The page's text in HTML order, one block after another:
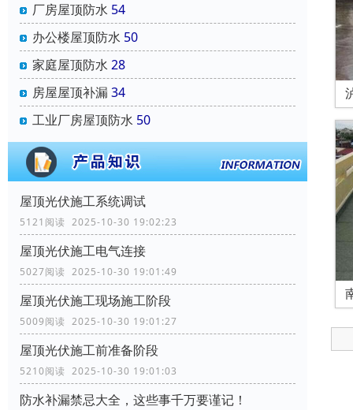
厂房屋顶防水 54
办公楼屋顶防水 50
家庭屋顶防水 28
房屋屋顶补漏34
工业厂房屋顶防水 50
屋顶光伏施工系统调试
5121阅读 2025-10-30 19:02:23
屋顶光伏施工电气连接
5027阅读 2025-10-30 19:01:49
屋顶光伏施工现场施工阶段
5009阅读 2025-10-30 19:01:27
屋顶光伏施工前准备阶段
5210阅读 2025-10-30 19:01:03
防水补漏禁忌大全，这些事千万要谨记！